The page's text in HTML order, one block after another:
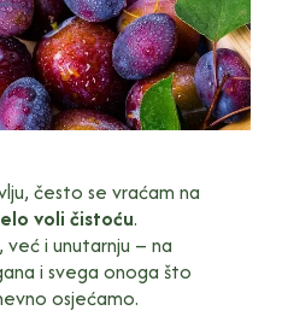
često se vraćam na
voli čistoću.
već i unutarnju – na
i svega onoga što
osjećamo.